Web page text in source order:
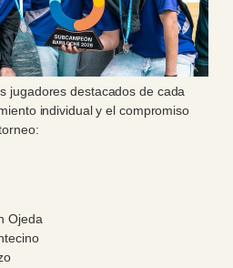
jugadores destacados de cada
individual y el compromiso
Ojeda